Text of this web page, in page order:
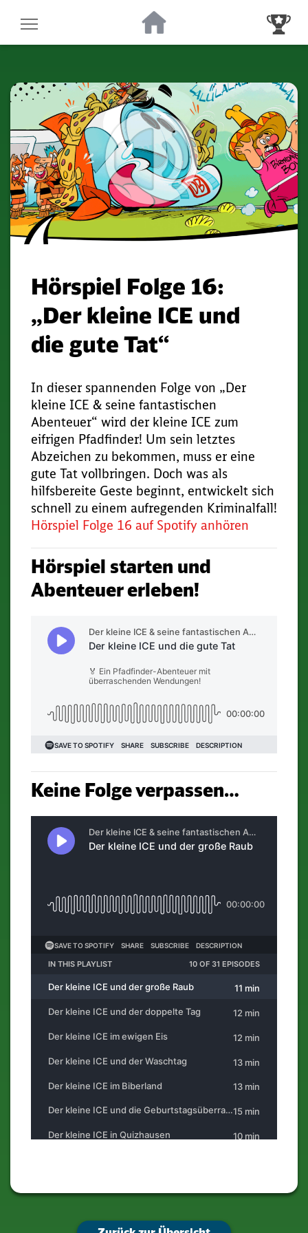
Hörspiel Folge 16:
„Der kleine ICE und
die gute Tat“
In dieser spannenden Folge von „Der
kleine ICE & seine fantastischen
Abenteuer“ wird der kleine ICE zum
eifrigen Pfadfinder! Um sein letztes
Abzeichen zu bekommen, muss er eine
gute Tat vollbringen. Doch was als
hilfsbereite Geste beginnt, entwickelt sich
schnell zu einem aufregenden Kriminalfall!
Hörspiel Folge 16 auf Spotify anhören
Hörspiel starten und
Abenteuer erleben!
Keine Folge verpassen…